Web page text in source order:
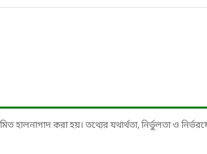
করা হয়। তথ্যের যথার্থতা, নির্ভুলতা ও